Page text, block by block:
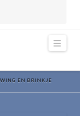
EN BRINKJE